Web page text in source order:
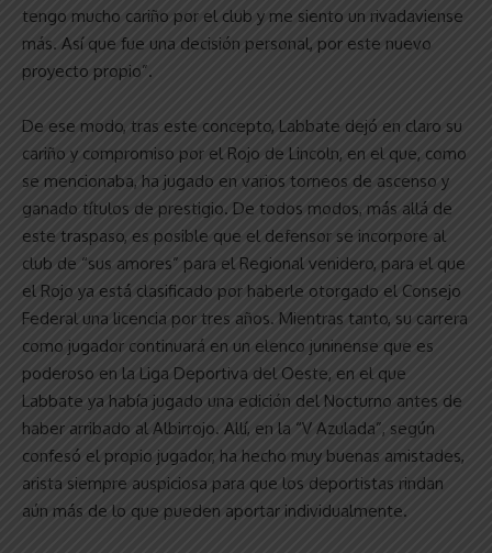
tengo mucho cariño por el club y me siento un rivadaviense
más. Así que fue una decisión personal, por este nuevo
proyecto propio”.
De ese modo, tras este concepto, Labbate dejó en claro su
cariño y compromiso por el Rojo de Lincoln, en el que, como
se mencionaba, ha jugado en varios torneos de ascenso y
ganado títulos de prestigio. De todos modos, más allá de
este traspaso, es posible que el defensor se incorpore al
club de “sus amores” para el Regional venidero, para el que
el Rojo ya está clasificado por haberle otorgado el Consejo
Federal una licencia por tres años. Mientras tanto, su carrera
como jugador continuará en un elenco juninense que es
poderoso en la Liga Deportiva del Oeste, en el que
Labbate ya había jugado una edición del Nocturno antes de
haber arribado al Albirrojo. Allí, en la “V Azulada”, según
confesó el propio jugador, ha hecho muy buenas amistades,
arista siempre auspiciosa para que los deportistas rindan
aún más de lo que pueden aportar individualmente.